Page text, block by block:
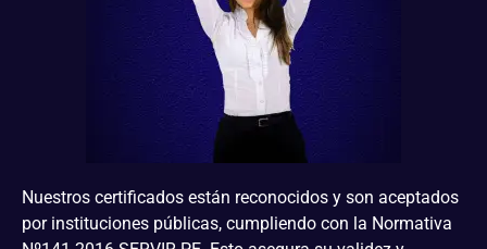
Nuestros certificados están reconocidos y son aceptados
por instituciones públicas, cumpliendo con la Normativa